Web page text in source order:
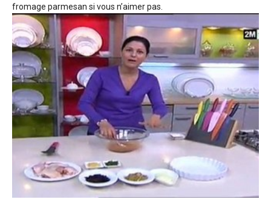
fromage parmesan si vous n’aimer pas.